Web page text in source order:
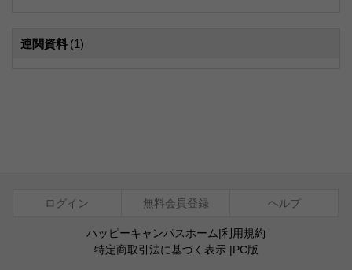
連関資料 (1)
ログイン 無料会員登録 ヘルプ
ハッピーキャンパスホーム|利用規約
特定商取引法に基づく表示|PC版